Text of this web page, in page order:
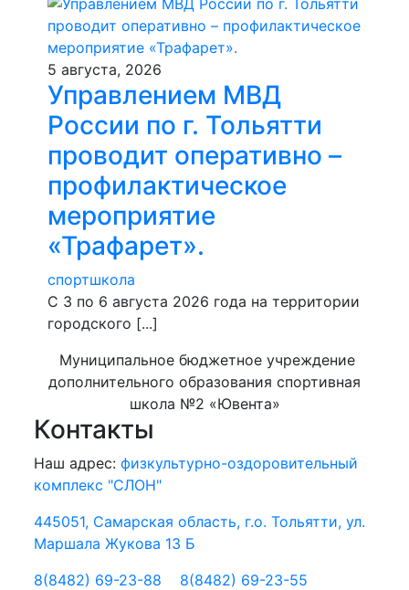
5 августа, 2026
Управлением МВД
России по г. Тольятти
проводит оперативно –
профилактическое
мероприятие
«Трафарет».
спортшкола
С 3 по 6 августа 2026 года на территории
городского [...]
Муниципальное бюджетное учреждение
дополнительного образования спортивная
школа №2 «Ювента»
Контакты
Наш адрес:физкультурно-оздоровительный
комплекс "СЛОН"
445051, Самарская область, г.о. Тольятти, ул.
Маршала Жукова 13 Б
8(8482) 69-23-88
8(8482) 69-23-55